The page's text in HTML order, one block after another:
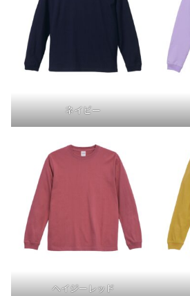
ネイビー
ヘイジーレッド